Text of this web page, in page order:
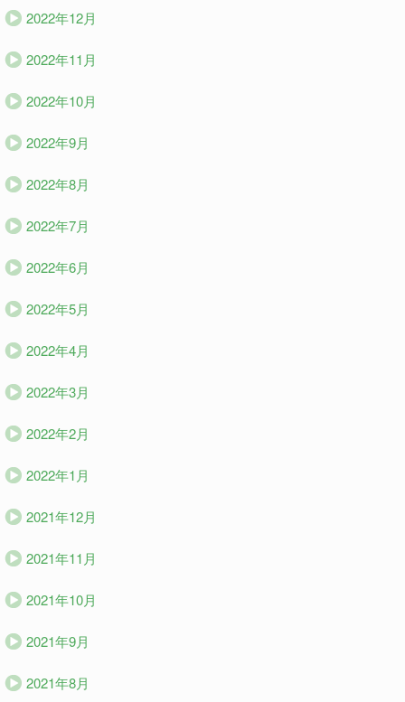
2022年12月
2022年11月
2022年10月
2022年9月
2022年8月
2022年7月
2022年6月
2022年5月
2022年4月
2022年3月
2022年2月
2022年1月
2021年12月
2021年11月
2021年10月
2021年9月
2021年8月